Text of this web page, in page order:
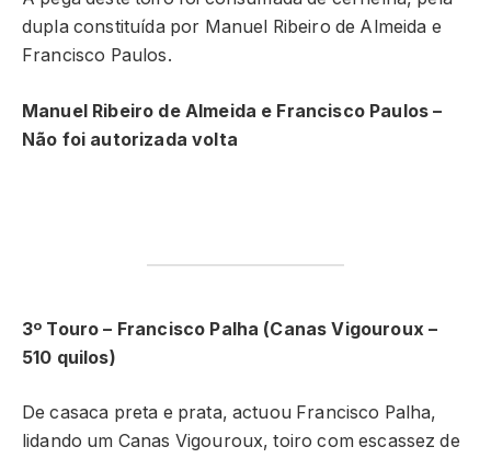
dupla constituída por Manuel Ribeiro de Almeida e
Francisco Paulos.
Manuel Ribeiro de Almeida e Francisco Paulos –
Não foi autorizada volta
3º Touro – Francisco Palha (Canas Vigouroux –
510 quilos)
De casaca preta e prata, actuou Francisco Palha,
lidando um Canas Vigouroux, toiro com escassez de